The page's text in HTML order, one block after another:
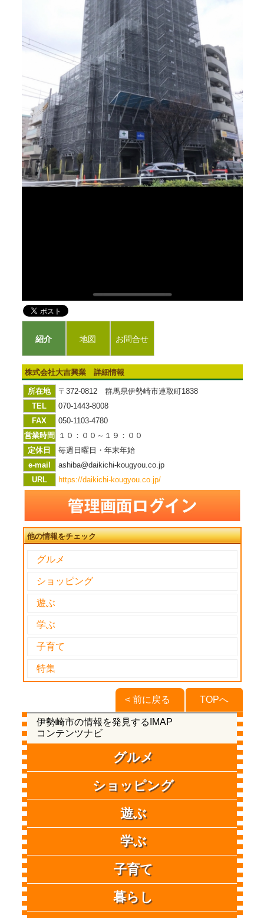
紹介 地図 お問合せ
株式会社大吉興業 詳細情報
所在地
〒372-0812 群馬県伊勢崎市連取町1838
TEL
070-1443-8008
FAX
050-1103-4780
営業時間
１０：００～１９：００
定休日
毎週日曜日・年末年始
e-mail
ashiba@daikichi-kougyou.co.jp
URL
https://daikichi-kougyou.co.jp/
他の情報をチェック
グルメ
ショッピング
遊ぶ
学ぶ
子育て
特集
TOPへ
< 前に戻る
伊勢崎市の情報を発見するIMAP
コンテンツナビ
グルメ
ショッピング
遊ぶ
学ぶ
子育て
暮らし